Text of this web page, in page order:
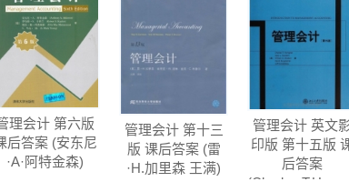
理会计 第六版
后答案 (安东尼
·A·阿特金森)
管理会计 第十三
版 课后答案 (雷
·H.加里森 王满)
管理会计 英文
印版 第十五版
后答案